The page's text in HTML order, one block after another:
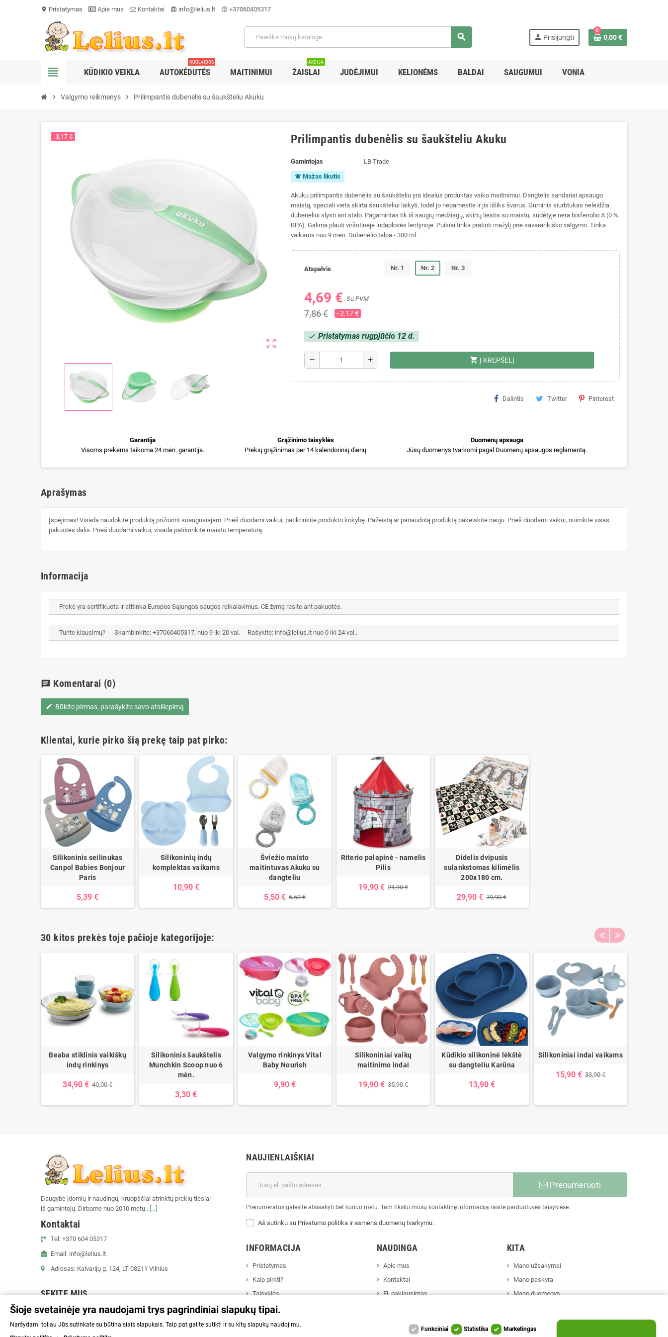
location_on Pristatymas Apie mus Kontaktai card_giftcard info@lelius.lt help_outline +37060405317
search person Prisijungti
0
0,00 €
view_headline KŪDIKIO VEIKLA AUTOKĖDUTĖS
NUOLAIDOS
MAITINIMUI ŽAISLAI
AKCIJA
JUDĖJIMUI KELIONĖMS BALDAI SAUGUMUI VONIA
chevron_right Valgymo reikmenys chevron_right Prilimpantis dubenėlis su šaukšteliu Akuku
zoom_out_map
-3,17 € Prilimpantis dubenėlis su šaukšteliu Akuku
Gamintojas LB Trade
notifications_active Mažas likutis
Akuku prilimpantis dubenėlis su šaukšteliu yra idealus produktas vaiko maitinimui. Dangtelis sandariai apsaugo
maistą, speciali vieta skirta šaukšteliui laikyti, todėl jo nepamesite ir jis išliks švarus. Guminis siurbtukas neleidžia
dubenėliui slysti ant stalo. Pagamintas tik iš saugių medžiagų, skirtų liestis su maistu, sudėtyje nėra bisfenolio A (0 %
BPA). Galima plauti viršutinėje indaplovės lentynoje. Puikiai tinka pratinti mažylį prie savarankiško valgymo. Tinka
vaikams nuo 9 mėn. Dubenėlio talpa - 300 ml.
Atspalvis Nr. 1 Nr. 2 Nr. 3
4,69 € Su PVM
7,86 € - 3,17 €
check Pristatymas rugpjūčio 12 d.
remove add shopping_cart Į KREPŠELĮ
Dalintis Twitter Pinterest
Garantija
Visoms prekėms taikoma 24 mėn. garantija.
Grąžinimo taisyklės
Prekių grąžinimas per 14 kalendorinių dienų
Duomenų apsauga
Jūsų duomenys tvarkomi pagal Duomenų apsaugos reglamentą.
Aprašymas
Įspėjimas! Visada naudokite produktą prižiūrint suaugusiajam. Prieš duodami vaikui, patikrinkite produkto kokybę. Pažeistą ar panaudotą produktą pakeiskite nauju. Prieš duodami vaikui, nuimkite visas
pakuotės dalis. Prieš duodami vaikui, visada patikrinkite maisto temperatūrą.
Informacija
Prekė yra sertifikuota ir atitinka Europos Sąjungos saugos reikalavimus. CE žymą rasite ant pakuotės.
Turite klausimų? Skambinkite: +37060405317, nuo 9 iki 20 val. Rašykite: info@lelius.lt nuo 0 iki 24 val..
chat Komentarai (0)
edit Būkite pirmas, parašykite savo atsiliepimą
Klientai, kurie pirko šią prekę taip pat pirko:
Silikoninis seilinukas
Canpol Babies Bonjour
Paris
5,39 €
Silikoninių indų
komplektas vaikams
10,90 €
Šviežio maisto
maitintuvas Akuku su
dangteliu
5,50 € 6,50 €
Riterio palapinė - namelis
Pilis
19,90 € 24,90 €
Didelis dvipusis
sulankstomas kilimėlis
200x180 cm.
29,90 € 39,90 €
30 kitos prekės toje pačioje kategorijoje:
Beaba stiklinis vaikiškų
indų rinkinys
34,90 € 40,00 €
Silikoninis šaukštelis
Munchkin Scoop nuo 6
mėn.
3,30 €
Valgymo rinkinys Vital
Baby Nourish
9,90 €
Silikoniniai vaikų
maitinimo indai
19,90 € 35,90 €
Kūdikio silikoninė lėkštė
su dangteliu Karūna
13,90 €
Silikoniniai indai vaikams
15,90 € 33,90 €
Daugybė įdomių ir naudingų, kruopščiai atrinktų prekių tiesiai
iš gamintojų. Dirbame nuo 2010 metų.. [...]
Kontaktai
Tel: +370 604 05317
Email: info@lelius.lt
Adresas: Kalvarijų g. 124, LT-08211 Vilnius
SEKITE MUS
Facebook
NAUJIENLAIŠKIAI
Prenumeruoti
Prenumeratos galėsite atsisakyti bet kuriuo metu. Tam tikslui mūsų kontaktinę informaciją rasite parduotuvės taisyklėse.
Aš sutinku su Privatumo politika ir asmens duomenų tvarkymu.
INFORMACIJA
Pristatymas
Kaip pirkti?
Taisyklės
Privatumo politika
NAUDINGA
Apie mus
Kontaktai
El. paklausimas
KITA
Mano užsakymai
Mano paskyra
Mano duomenys
Šioje svetainėje yra naudojami trys pagrindiniai slapukų tipai.
Naršydami toliau Jūs sutinkate su būtinaisiais slapukais. Taip pat galite sutikti ir su kitų slapukų naudojimu.
Funkciniai Statistika Marketingas